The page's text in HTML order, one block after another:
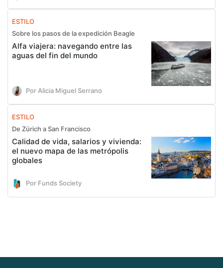
ESTILO
Sobre los pasos de la expedición Beagle
Alfa viajera: navegando entre las
aguas del fin del mundo
Por Alicia Miguel Serrano
ESTILO
De Zúrich a San Francisco
Calidad de vida, salarios y vivienda:
el nuevo mapa de las metrópolis
globales
Por Funds Society